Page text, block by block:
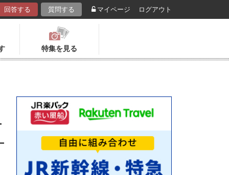
回答する 質問する マイページ ログアウト
特集を見る